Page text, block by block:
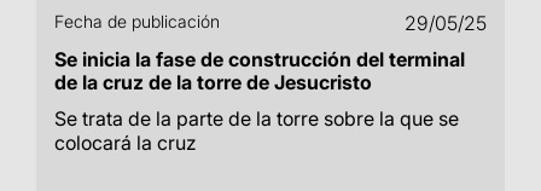
Fecha de publicación
29/05/25
Se inicia la fase de construcción del terminal
de la cruz de la torre de Jesucristo
Se trata de la parte de la torre sobre la que se
colocará la cruz